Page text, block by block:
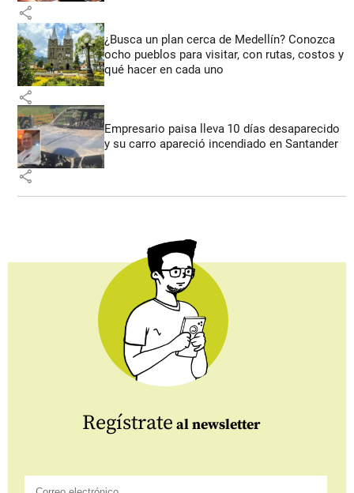
share
¿Busca un plan cerca de Medellín? Conozca
ocho pueblos para visitar, con rutas, costos y
qué hacer en cada uno
share
Empresario paisa lleva 10 días desaparecido
y su carro apareció incendiado en Santander
share
Regístrate al newsletter